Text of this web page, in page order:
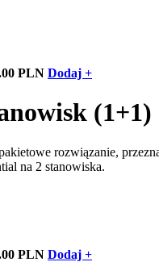
PLN Dodaj +
(1+1)
rozwiązanie,
na 2 stanowiska.
PLN Dodaj +